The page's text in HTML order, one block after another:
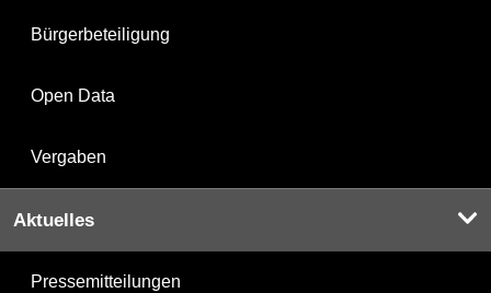
Bürgerbeteiligung
Open Data
Vergaben
Aktuelles
Pressemitteilungen